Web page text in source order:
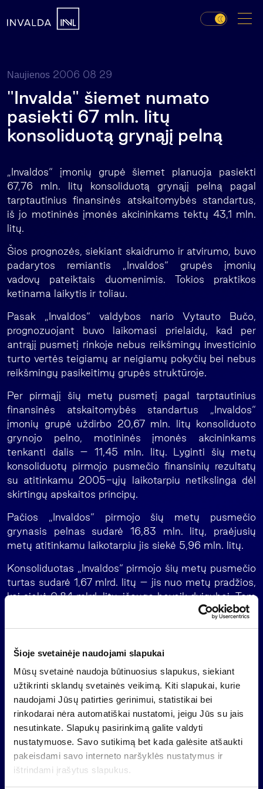
Šioje svetainėje naudojami slapukai
Mūsų svetainė naudoja būtinuosius slapukus, siekiant
užtikrinti sklandų svetainės veikimą. Kiti slapukai, kurie
naudojami Jūsų patirties gerinimui, statistikai bei
rinkodarai nėra automatiškai nustatomi, jeigu Jūs su jais
nesutinkate. Slapukų pasirinkimą galite valdyti
nustatymuose. Savo sutikimą bet kada galėsite atšaukti
pakeisdami savo interneto naršyklės nustatymus ir
ištrindami įrašytus slapukus.
Naujienos 2006 08 29
"Invalda" šiemet numato
pasiekti 67 mln. litų
konsoliduotą grynąjį pelną
„Invaldos“ įmonių grupė šiemet planuoja pasiekti
67,76 mln. litų konsoliduotą grynąjį pelną pagal
tarptautinius finansinės atskaitomybės standartus,
iš jo motininės įmonės akcininkams tektų 43,1 mln.
litų.
Šios prognozės, siekiant skaidrumo ir atvirumo, buvo
padarytos remiantis „Invaldos“ grupės įmonių
vadovų pateiktais duomenimis. Tokios praktikos
ketinama laikytis ir toliau.
Pasak „Invaldos“ valdybos nario Vytauto Bučo,
prognozuojant buvo laikomasi prielaidų, kad per
antrąjį pusmetį rinkoje nebus reikšmingų investicinio
turto vertės teigiamų ar neigiamų pokyčių bei nebus
reikšmingų pasikeitimų grupės struktūroje.
Per pirmąjį šių metų pusmetį pagal tarptautinius
finansinės atskaitomybės standartus „Invaldos“
įmonių grupė uždirbo 20,67 mln. litų konsoliduoto
grynojo pelno, motininės įmonės akcininkams
tenkanti dalis – 11,45 mln. litų. Lyginti šių metų
konsoliduotų pirmojo pusmečio finansinių rezultatų
su atitinkamu 2005-ųjų laikotarpiu netikslinga dėl
skirtingų apskaitos principų.
Pačios „Invaldos“ pirmojo šių metų pusmečio
grynasis pelnas sudarė 16,83 mln. litų, praėjusių
metų atitinkamu laikotarpiu jis siekė 5,96 mln. litų.
Konsoliduotas „Invaldos“ pirmojo šių metų pusmečio
turtas sudarė 1,67 mlrd. litų – jis nuo metų pradžios,
kai siekė 0,84 mlrd. litų, išaugo beveik dvigubai. Tam
didžiausią įtaką turėjo Lenkijos farmacijos gamyklos
sandoriais yra susijęs ir grupės įmonių paimtų
paskolų išaugimas iki 0,88 mlrd. litų.
„Per pastaruosius ketvirčius padaryti keli stambūs
įsigijimai, kurie turėjo daug įtakos grupės plėtrai ir,
tikimės, darys ženklią teigiamą įtaką būsimam
„Invaldos“ pelningumui”, – sakė V. Bučas.
„Invaldos” įmonių grupei priklauso didžiausia
Lietuvos farmacijos bendrovė „Sanitas”, finansų